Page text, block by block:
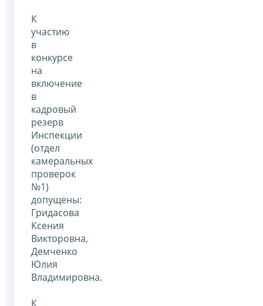
К
участию
в
конкурсе
на
включение
в
кадровый
резерв
Инспекции
(отдел
камеральных
проверок
№1)
допущены:
Гридасова
Ксения
Викторовна,
Демченко
Юлия
Владимировна.
К